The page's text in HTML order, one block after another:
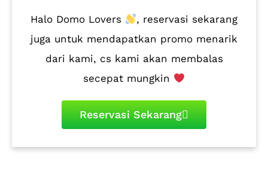
Halo Domo Lovers
, reservasi sekarang
juga untuk mendapatkan promo menarik
dari kami, cs kami akan membalas
secepat mungkin
Reservasi Sekarang